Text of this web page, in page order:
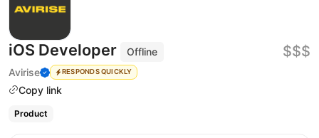
іOS Developer
Offline
Avirise
RESPONDS QUICKLY
Copy link
$$$
Product